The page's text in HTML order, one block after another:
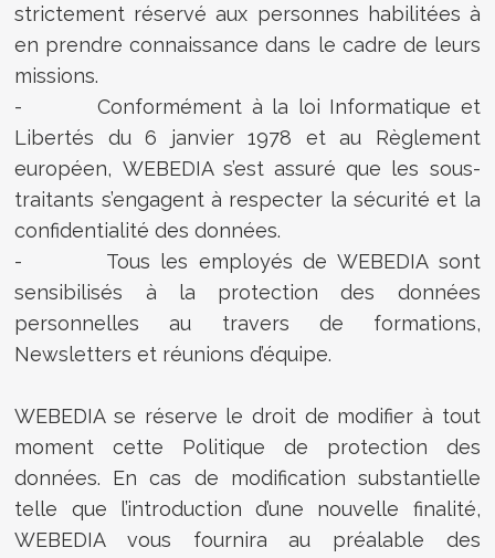
strictement réservé aux personnes habilitées à
en prendre connaissance dans le cadre de leurs
missions.
- Conformément à la loi Informatique et
Libertés du 6 janvier 1978 et au Règlement
européen, WEBEDIA s’est assuré que les sous-
traitants s’engagent à respecter la sécurité et la
confidentialité des données.
- Tous les employés de WEBEDIA sont
sensibilisés à la protection des données
personnelles au travers de formations,
Newsletters et réunions d’équipe.
WEBEDIA se réserve le droit de modifier à tout
moment cette Politique de protection des
données. En cas de modification substantielle
telle que l’introduction d’une nouvelle finalité,
WEBEDIA vous fournira au préalable des